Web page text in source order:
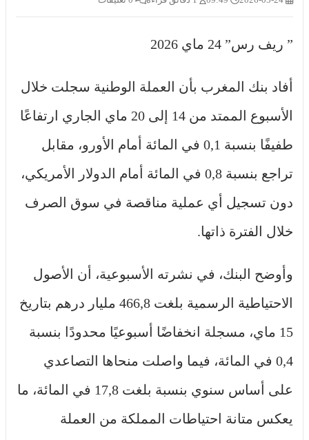
” ريف رس” 24 ماي 2026
أفاد بنك المغرب بأن العملة الوطنية سجلت خلال
الأسبوع الممتد من 14 إلى 20 ماي الجاري ارتفاعًا
طفيفًا بنسبة 0,1 في المائة أمام الأورو، مقابل
تراجع بنسبة 0,8 في المائة أمام الدولار الأمريكي،
دون تسجيل أي عملية مناقصة في سوق الصرف
خلال الفترة ذاتها.
وأوضح البنك، في نشرته الأسبوعية، أن الأصول
الاحتياطية الرسمية بلغت 466,8 مليار درهم بتاريخ
15 ماي، مسجلة انخفاضًا أسبوعيًا محدودًا بنسبة
0,4 في المائة، فيما واصلت منحاها التصاعدي
على أساس سنوي بنسبة بلغت 17,8 في المائة، ما
يعكس متانة احتياطات المملكة من العملة